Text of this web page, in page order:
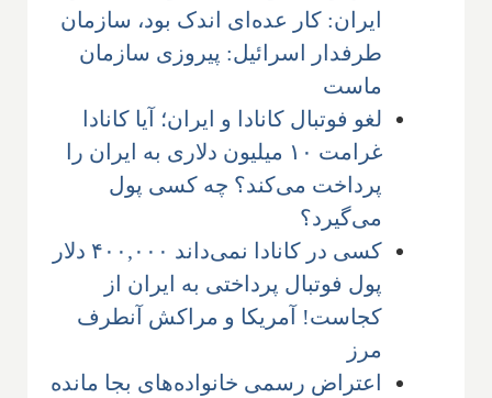
ایران: کار عده‌ای اندک بود، سازمان
طرفدار اسرائیل: پیروزی سازمان
ماست
لغو فوتبال کانادا و ایران؛ آیا کانادا
غرامت ۱۰ میلیون دلاری به ایران را
پرداخت می‌کند؟ چه کسی پول
می‌گیرد؟
کسی در کانادا نمی‌داند ۴۰۰,۰۰۰ دلار
پول فوتبال پرداختی به ایران از
کجاست! آمریکا و مراکش آنطرف
مرز
اعتراض رسمی خانواده‌های بجا مانده